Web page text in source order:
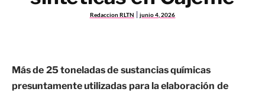
Redaccion RLTN junio 4, 2026
Más de 25 toneladas de sustancias químicas
presuntamente utilizadas para la elaboración de